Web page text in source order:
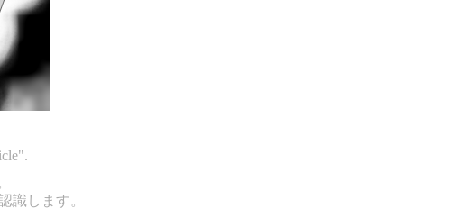
識します。